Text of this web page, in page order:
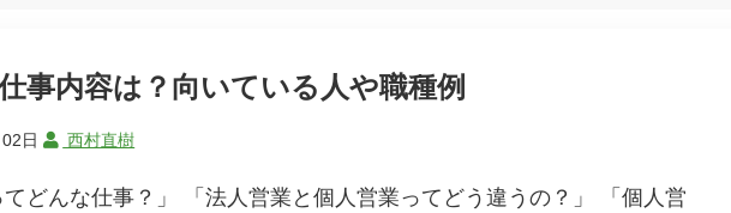
事内容は？向いている人や職種例
日 西村直樹
てどんな仕事？」 「法人営業と個人営業ってどう違うの？」 「個人営